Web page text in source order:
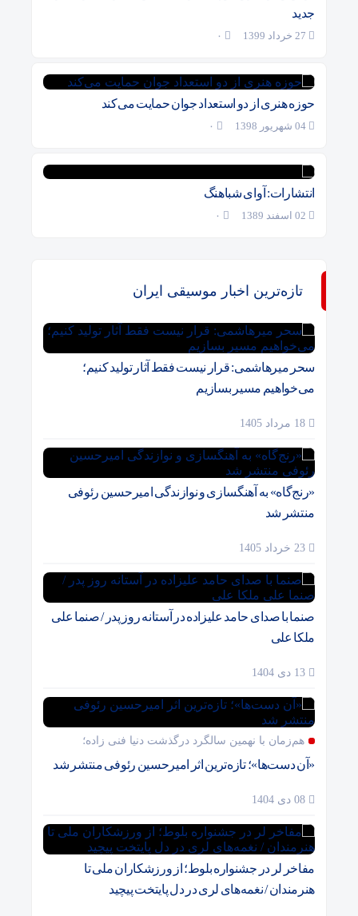
جدید
۰
حوزه هنری از دو استعداد جوان حمایت می‌کند
۰
انتشارات: آوای شباهنگ
۰
تازه‌ترین اخبار موسیقی ایران
سحر میرهاشمی: قرار نیست فقط آثار تولید کنیم؛
می‌خواهیم مسیر بسازیم
«رنج‌گاه» به آهنگسازی و نوازندگی امیرحسین رئوفی
منتشر شد
صنما با صدای حامد علیزاده در آستانه روز پدر / صنما علی
ملکا علی
هم‌زمان با نهمین سالگرد درگذشت دنیا فنی زاده؛
«آن دست‌ها»؛ تازه‌ترین اثر امیرحسین رئوفی منتشر شد
مفاخر لر در جشنواره بلوط؛ از ورزشکاران ملی تا
هنرمندان / نغمه‌های لری در دل پایتخت پیچید